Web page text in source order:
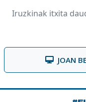
Iruzkinak itxita
JOAN